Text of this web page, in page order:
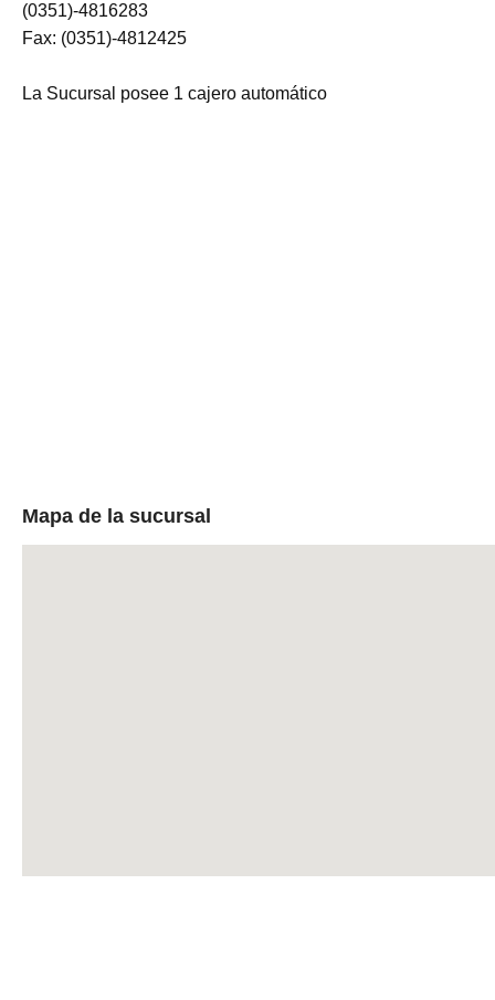
(0351)-4816283
Fax: (0351)-4812425
La Sucursal posee 1 cajero automático
Mapa de la sucursal